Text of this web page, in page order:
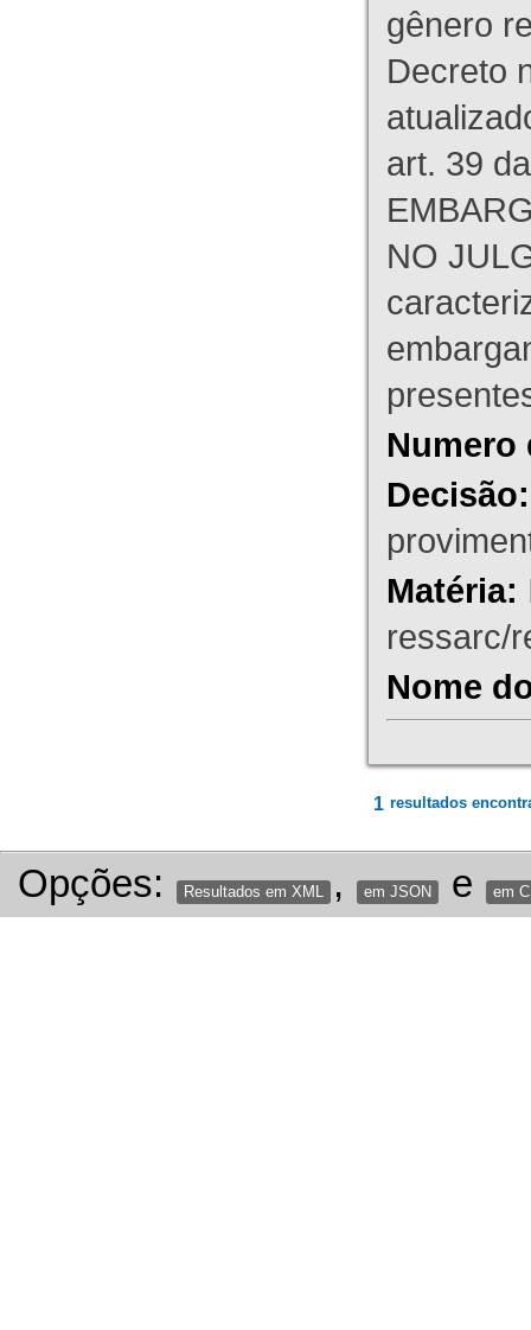
gênero
Decreto
art. 39
NO
Numero
Decisão:
Matéria:
ressarc/
Nome
1 resultados
Opções: Resultados em XML , em JSON e em